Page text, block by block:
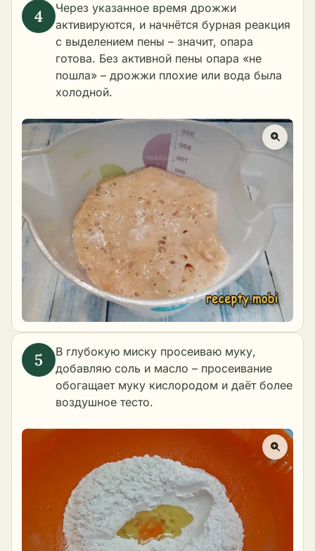
Через указанное время дрожжи
активируются, и начнётся бурная реакция
с выделением пены – значит, опара
готова. Без активной пены опара «не
пошла» – дрожжи плохие или вода была
холодной.
В глубокую миску просеиваю муку,
добавляю соль и масло – просеивание
обогащает муку кислородом и даёт более
воздушное тесто.